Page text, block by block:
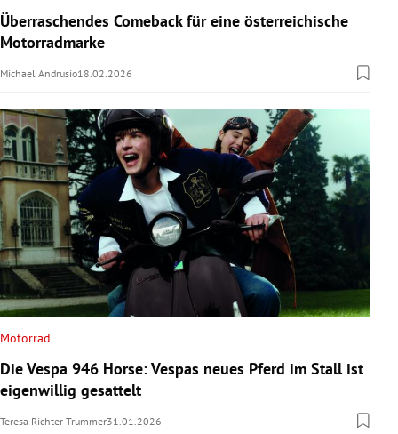
Überraschendes Comeback für eine österreichische
Motorradmarke
Michael Andrusio18.02.2026
Motorrad
Die Vespa 946 Horse: Vespas neues Pferd im Stall ist
eigenwillig gesattelt
Teresa Richter-Trummer31.01.2026